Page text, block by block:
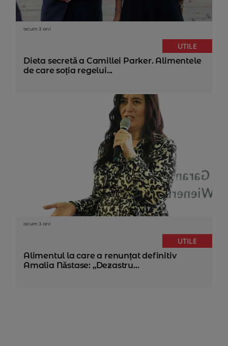
acum 3 ani
UTILE
Dieta secretă a Camillei Parker. Alimentele
de care soția regelui...
acum 3 ani
UTILE
Alimentul la care a renunțat definitiv
Amalia Năstase: „Dezastru...